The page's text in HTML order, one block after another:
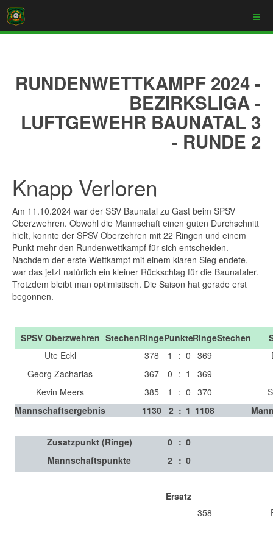
RUNDENWETTKAMPF 2024 -
BEZIRKSLIGA -
LUFTGEWEHR BAUNATAL 3
- RUNDE 2
Knapp Verloren
Am 11.10.2024 war der SSV Baunatal zu Gast beim SPSV
Oberzwehren. Obwohl die Mannschaft einen guten Durchschnitt
hielt, konnte der SPSV Oberzehren mit 22 Ringen und einem
Punkt mehr den Rundenwettkampf für sich entscheiden.
Nachdem der erste Wettkampf mit einem klaren Sieg endete,
war das jetzt natürlich ein kleiner Rückschlag für die Baunataler.
Trotzdem bleibt man optimistisch. Die Saison hat gerade erst
begonnen.
SPSV Oberzwehren StechenRingePunkteRingeStechen
Ute Eckl
378 1 : 0 369
Georg Zacharias
367 0 : 1 369
Kevin Meers
385 1 : 0 370
Mannschaftsergebnis
1130 2 : 1 1108
Zusatzpunkt (Ringe) 0 : 0
Mannschaftspunkte
2 : 0
Ersatz
358